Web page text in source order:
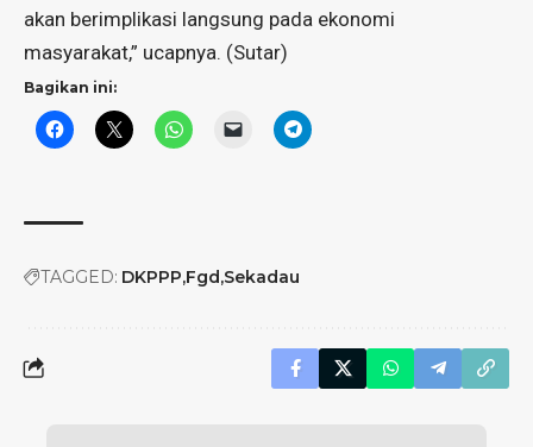
akan berimplikasi langsung pada ekonomi
masyarakat,” ucapnya. (Sutar)
Bagikan ini:
TAGGED: DKPPP Fgd Sekadau